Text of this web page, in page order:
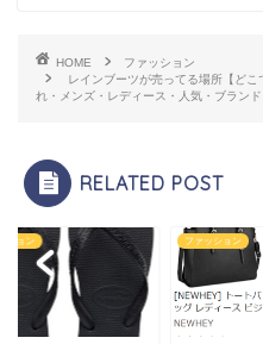
HOME
ファッション
レインブーツが売ってる場所【ど
れ・メンズ・レディース・人気・ブランド
RELATED POST
ション ファッション